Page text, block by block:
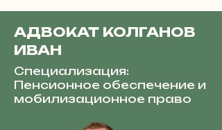
АДВОКАТ КОЛГАНОВ
ИВАН
Специализация:
Пенсионное обеспечение и
мобилизационное право